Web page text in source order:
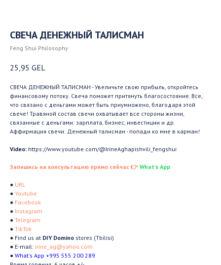
СВЕЧА ДЕНЕЖНЫЙ ТАЛИСМАН
Feng Shui Philosophy
25,95 GEL
СВЕЧА ДЕНЕЖНЫЙ ТАЛИСМАН - Увеличьте свою прибыль, откройтесь
финансовому потоку. Свеча поможет притянуть благосостояние. Все,
что связано с деньгами может быть приумножено, благодаря этой
свече! Травяной состав свечи охватывает все стороны жизни,
связанные с деньгами: зарплата, бизнес, инвестиции и др.
Аффирмация свечи: Денежный талисман - попади ко мне в карман!
Video: https://www.youtube.com/@IrineAghapishvili_fengshui
Запишись на консультацию прямо сейчас 👉 What's App
● URL
● Youtube
● Facebook
● Instagram
● Telegram
● TikTok
● Find us at DIY Domino stores (Tbilisi)
● E-mail: irine_ag@yahoo.com
● What's App +995 555 200 289